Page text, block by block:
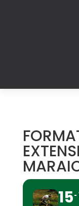
15